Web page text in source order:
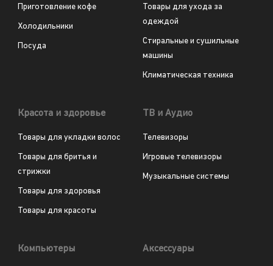
Приготовление кофе
Холодильники
Посуда
Товары для ухода за
одеждой
Стиральные и сушильные
машины
Климатическая техника
Красота и здоровье
Товары для укладки волос
Товары для бритья и
стрижки
Товары для здоровья
Товары для красоты
ТВ и Аудио
Телевизоры
Игровые телевизоры
Музыкальные системы
Компьютеры Аксессуары